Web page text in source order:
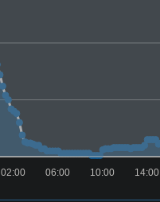
14:00
10:00
06:00
02:00